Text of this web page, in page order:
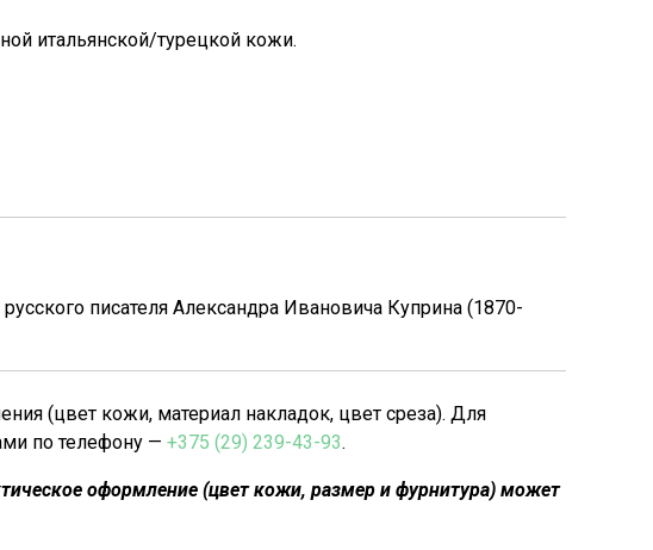
итальянской/турецкой кожи.
писателя Александра Ивановича Куприна (1870-
(цвет кожи, материал накладок, цвет среза). Для
по телефону — +375 (29) 239-43-93.
оформление (цвет кожи, размер и фурнитура) может